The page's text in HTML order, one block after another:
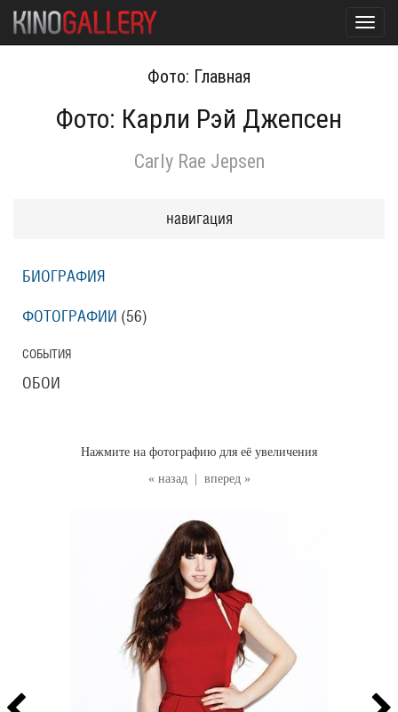
Фото: Главная
Фото: Карли Рэй Джепсен
Carly Rae Jepsen
« назад вперед »
Нажмите на фотографию для её увеличения
навигация
БИОГРАФИЯ
ФОТОГРАФИИ (56)
СОБЫТИЯ
ОБОИ